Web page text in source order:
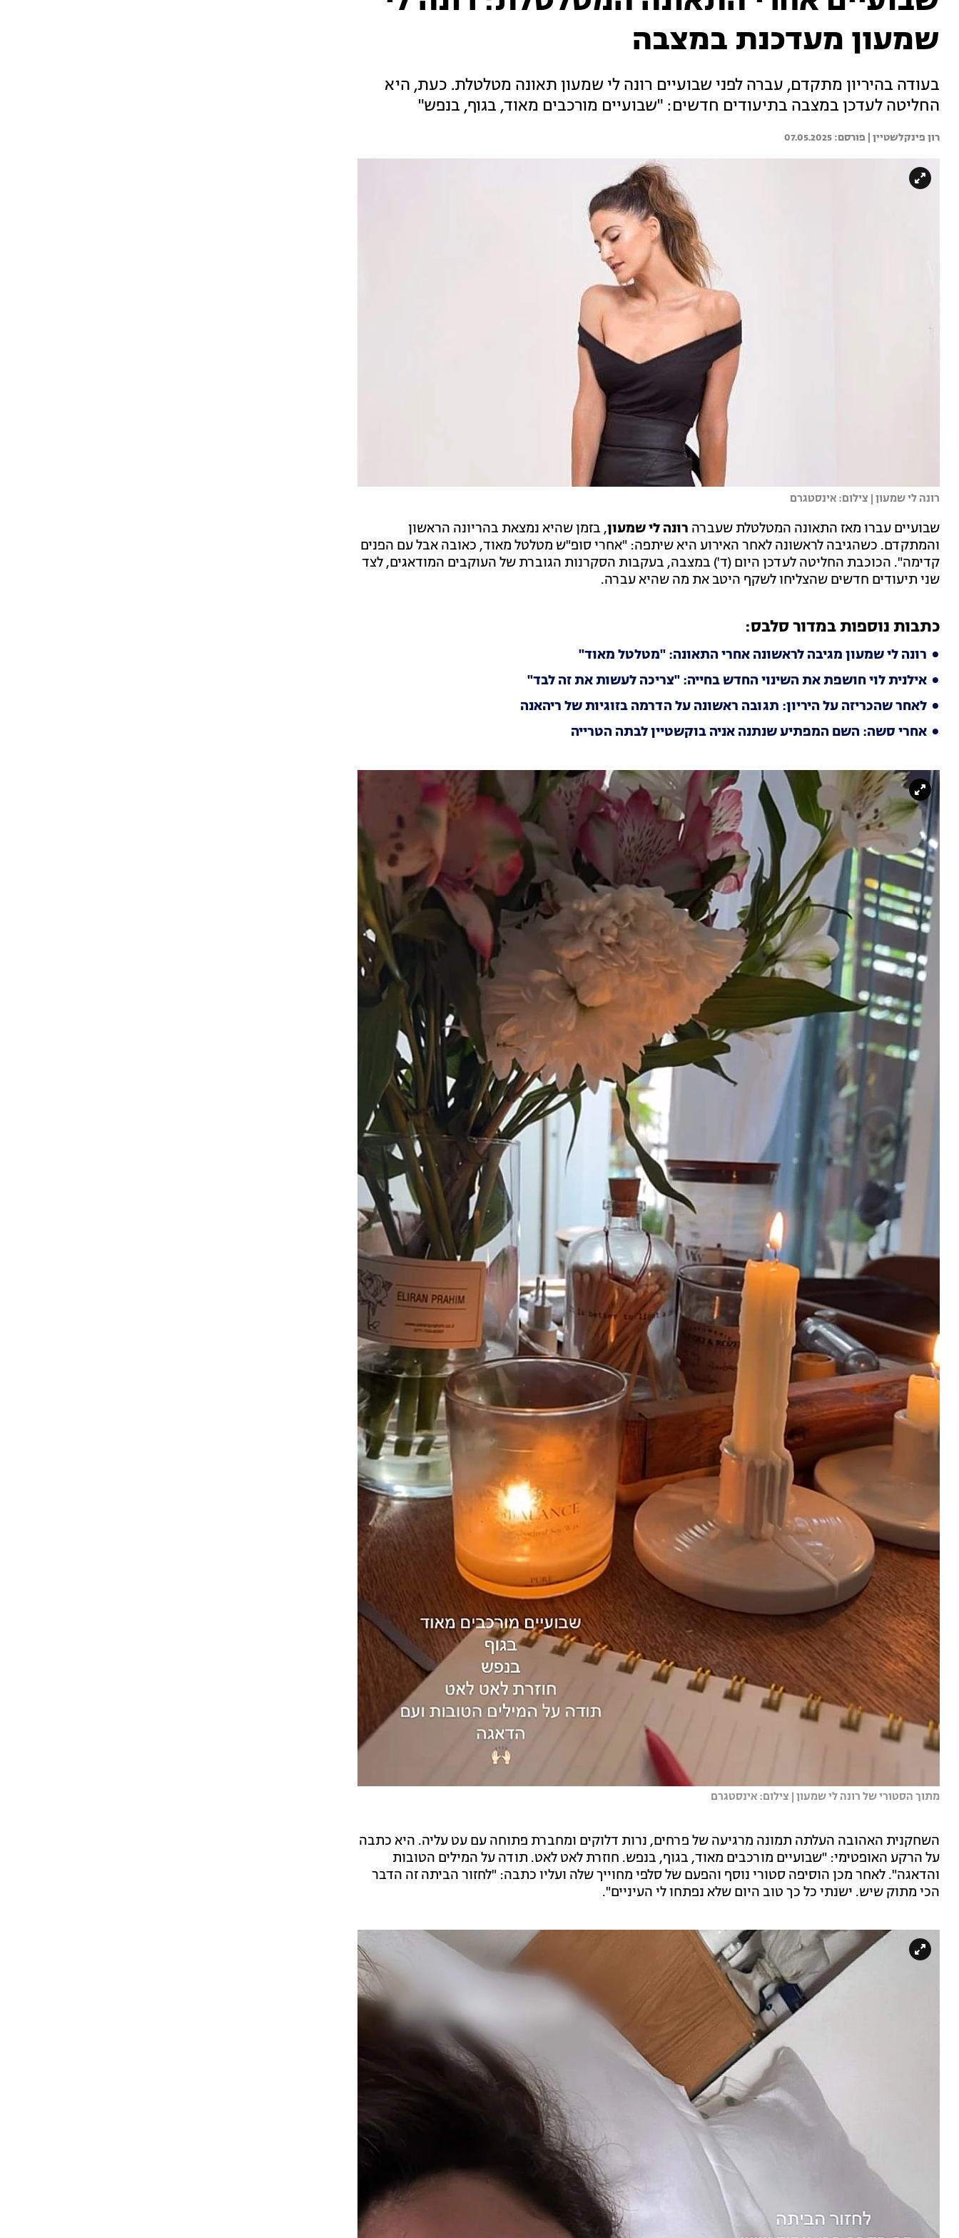
שמעון מעדכנת במצבה
בעודה בהיריון מתקדם, עברה לפני שבועיים רונה לי שמעון תאונה מטלטלת. כעת, היא
החליטה לעדכן במצבה בתיעודים חדשים: "שבועיים מורכבים מאוד, בגוף, בנפש"
רון פינקלשטיין | 07.05.2025
רונה לי שמעון | צילום: אינסטגרם
שבועיים עברו מאז התאונה המטלטלת שעברה רונה לי שמעון, בזמן שהיא נמצאת בהריונה הראשון
והמתקדם. כשהגיבה לראשונה לאחר האירוע היא שיתפה: "אחרי סופ"ש מטלטל מאוד, כאובה אבל עם הפנים
קדימה". הכוכבת החליטה לעדכן היום (ד') במצבה, בעקבות הסקרנות הגוברת של העוקבים המודאגים, לצד
שני תיעודים חדשים שהצליחו לשקף היטב את מה שהיא עברה.
כתבות נוספות במדור סלבס:
רונה לי שמעון מגיבה לראשונה אחרי התאונה: "מטלטל מאוד"
אילנית לוי חושפת את השינוי החדש בחייה: "צריכה לעשות את זה לבד"
לאחר שהכריזה על היריון: תגובה ראשונה על הדרמה בזוגיות של ריהאנה
אחרי סשה: השם המפתיע שנתנה אניה בוקשטיין לבתה הטרייה
מתוך הסטורי של רונה לי שמעון | צילום: אינסטגרם
השחקנית האהובה העלתה תמונה מרגיעה של פרחים, נרות דלוקים ומחברת פתוחה עם עט עליה. היא כתבה
על הרקע האופטימי: "שבועיים מורכבים מאוד, בגוף, בנפש. חוזרת לאט לאט. תודה על המילים הטובות
והדאגה". לאחר מכן הוסיפה סטורי נוסף והפעם של סלפי מחוייך שלה ועליו כתבה: "לחזור הביתה זה הדבר
הכי מתוק שיש. ישנתי כל כך טוב היום שלא נפתחו לי העיניים".